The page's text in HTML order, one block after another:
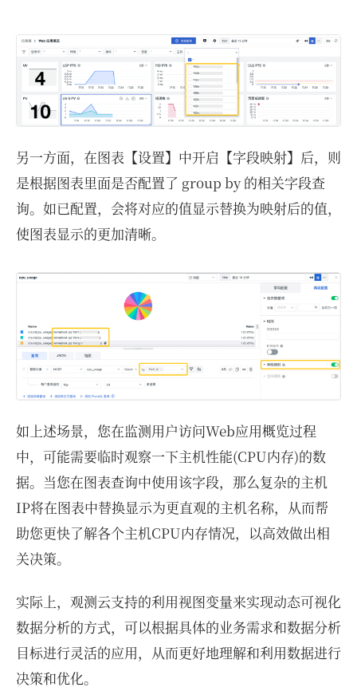
另一方面，在图表【设置】中开启【字段映射】后，则
是根据图表里面是否配置了 group by 的相关字段查
询。如已配置，会将对应的值显示替换为映射后的值，
使图表显示的更加清晰。
如上述场景，您在监测用户访问Web应用概览过程
中，可能需要临时观察一下主机性能(CPU内存)的数
据。当您在图表查询中使用该字段，那么复杂的主机
IP将在图表中替换显示为更直观的主机名称，从而帮
助您更快了解各个主机CPU内存情况，以高效做出相
关决策。
实际上，观测云支持的利用视图变量来实现动态可视化
数据分析的方式，可以根据具体的业务需求和数据分析
目标进行灵活的应用，从而更好地理解和利用数据进行
决策和优化。